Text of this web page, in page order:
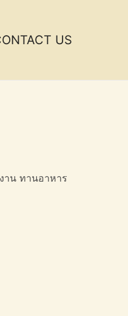
US
าน ทานอาหาร